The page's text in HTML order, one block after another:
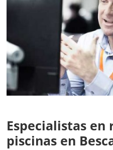
Especialistas en
piscinas en